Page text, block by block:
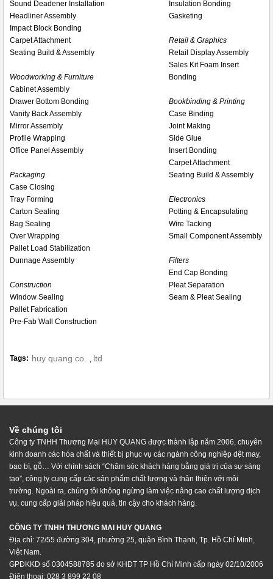
Sound Deadener Installation
Headliner Assembly
Impact Block Bonding
Carpet Attachment
Seating Build & Assembly
Woodworking & Furniture
Cabinet Assembly
Drawer Bottom Bonding
Vanity Back Assembly
Mirror Assembly
Profile Wrapping
Office Panel Assembly
Packaging
Case Closing
Tray Forming
Carton Sealing
Bag Sealing
Over Wrapping
Pallet Load Stabilization
Dunnage Assembly
Construction
Window Sealing
Pallet Fabrication
Pre-Fab Wall Construction
Insulation Bonding
Gasketing
Retail & Graphics
Retail Display Assembly
Sales Kit Foam Insert
Bonding
Bookbinding & Printing
Case Binding
Joint Making
Side Glue
Insert Bonding
Carpet Attachment
Seating Build & Assembly
Electronics
Potting & Encapsulating
Wire Tacking
Small Component Assembly
Filters
End Cap Bonding
Pleat Separation
Seam & Pleat Sealing
Tags: huy quang co. ltd
Về chúng tôi
Công ty TNHH Thương Mại HUY QUANG được thành lập năm 2006, chuyên
kinh doanh các hóa chất và thiết bị phục vụ các ngành công nghiệp dệt may,
bao bì, gỗ… Với chính sách “Chăm sóc khách hàng bằng giá trị của sự sáng
tạo”, công ty cung cấp các sản phẩm chất lượng và thân thiện với môi
trường. Ngoài ra, chúng tôi không ngừng làm việc nâng cao chất lượng dịch
vụ, cung cấp giải pháp hiệu quả, tin cậy cho khách hàng.
CÔNG TY TNHH THƯƠNG MẠI HUY QUANG
Địa chỉ: 72/55 đường 304, phường 25, quận Bình Thạnh, Tp. Hồ Chí Minh,
Việt Nam.
GPĐKKD số 0304588785 do sở KHĐT TP Hồ Chí Minh cấp ngày 02/10/2006
Điện thoại: 028 3 899 22 08